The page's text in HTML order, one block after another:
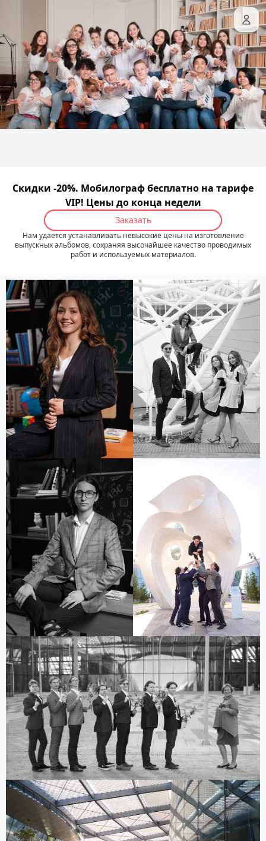
Скидки -20%. Мобилограф бесплатно на тарифе
VIP! Цены до конца недели
Заказать
Нам удается устанавливать невысокие цены на изготовление
выпускных альбомов, сохраняя высочайшее качество проводимых
работ и используемых материалов.